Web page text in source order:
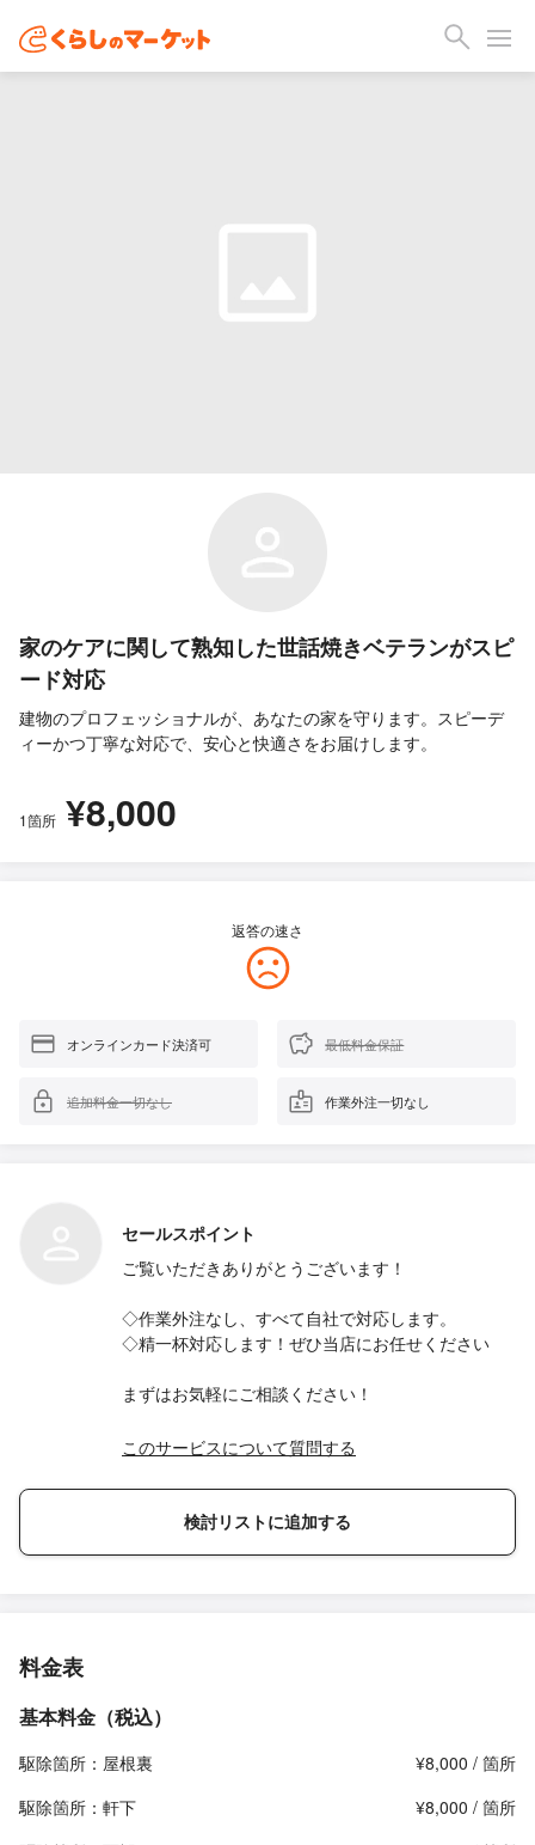
家のケアに関して熟知した世話焼きベテランがスピ
ード対応
建物のプロフェッショナルが、あなたの家を守ります。スピーデ
ィーかつ丁寧な対応で、安心と快適さをお届けします。
1箇所 ¥8,000
返答の速さ
オンラインカード決済可 最低料金保証
追加料金一切なし 作業外注一切なし
セールスポイント
ご覧いただきありがとうございます！
◇作業外注なし、すべて自社で対応します。
◇精一杯対応します！ぜひ当店にお任せください
まずはお気軽にご相談ください！
このサービスについて質問する
検討リストに追加する
料金表
基本料金（税込）
駆除箇所：屋根裏
¥8,000 / 箇所
駆除箇所：軒下
¥8,000 / 箇所